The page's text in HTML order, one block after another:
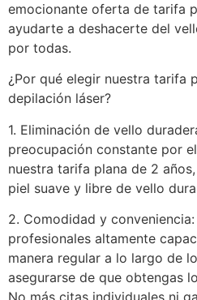
emocionante oferta de tarifa
ayudarte a deshacerte del
por todas.
¿Por qué elegir nuestra tarifa
depilación láser?
1. Eliminación de vello
preocupación constante por
nuestra tarifa plana de 2
piel suave y libre de vello
2. Comodidad y
profesionales altamente
manera regular a lo largo de
asegurarse de que obtengas